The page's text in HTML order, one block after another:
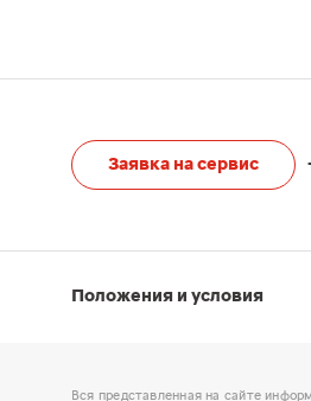
Заявка на сервис
Положения и условия
Вся представленная на сайте